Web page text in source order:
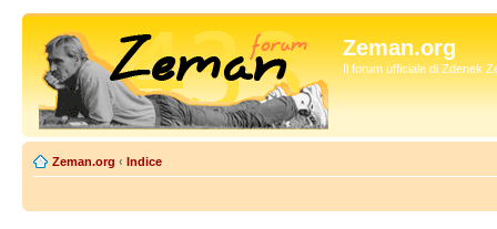
Zeman.org
Il forum ufficiale di Zdenek
Zeman.org ‹ Indice